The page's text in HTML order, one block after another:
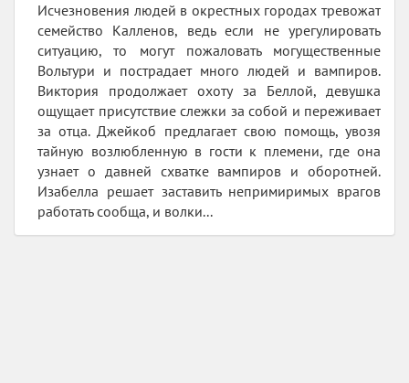
Исчезновения людей в окрестных городах тревожат
семейство Калленов, ведь если не урегулировать
ситуацию, то могут пожаловать могущественные
Вольтури и пострадает много людей и вампиров.
Виктория продолжает охоту за Беллой, девушка
ощущает присутствие слежки за собой и переживает
за отца. Джейкоб предлагает свою помощь, увозя
тайную возлюбленную в гости к племени, где она
узнает о давней схватке вампиров и оборотней.
Изабелла решает заставить непримиримых врагов
работать сообща, и волки...